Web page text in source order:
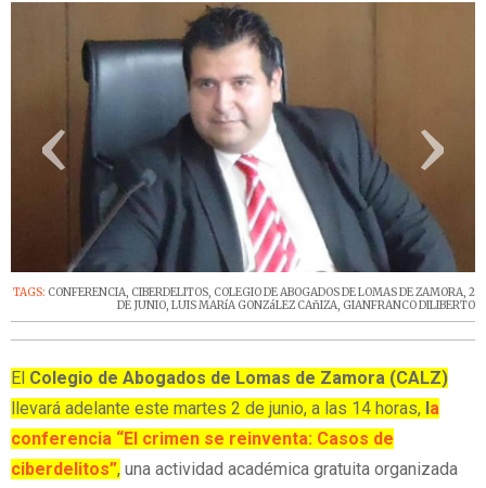
‹ ›
TAGS: CONFERENCIA, CIBERDELITOS, COLEGIO DE ABOGADOS DE LOMAS DE ZAMORA, 2
DE JUNIO, LUIS MARíA GONZáLEZ CAñIZA, GIANFRANCO DILIBERTO
El Colegio de Abogados de Lomas de Zamora (CALZ)
llevará adelante este martes 2 de junio, a las 14 horas, a
conferencia “El crimen se reinventa: Casos de
ciberdelitos”, una actividad académica gratuita organizada